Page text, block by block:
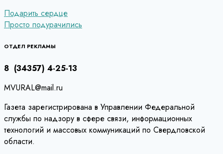
Навигация
по
записям
Подарить сердце
Просто подурачились
ОТДЕЛ РЕКЛАМЫ
8 (34357) 4-25-13
MVURAL@mail.ru
Газета зарегистрирована в Управлении Федеральной
службы по надзору в сфере связи, информационных
технологий и массовых коммуникаций по Свердловской
области.